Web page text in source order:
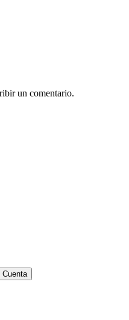
un comentario.
Cuenta